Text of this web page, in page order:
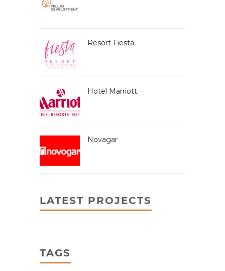
Resort Fiesta
Hotel Marriott
Novagar
LATEST PROJECTS
TAGS